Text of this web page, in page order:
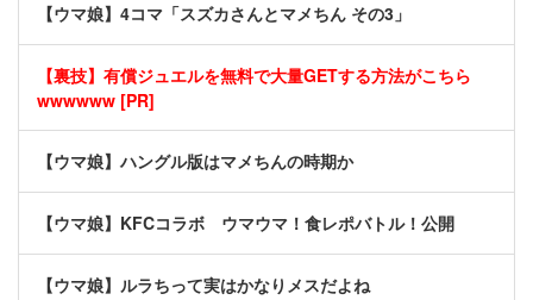
【ウマ娘】4コマ「スズカさんとマメちん その3」
【裏技】有償ジュエルを無料で大量GETする方法がこちら
wwwwww [PR]
【ウマ娘】ハングル版はマメちんの時期か
【ウマ娘】KFCコラボ ウマウマ！食レポバトル！公開
【ウマ娘】ルラちって実はかなりメスだよね